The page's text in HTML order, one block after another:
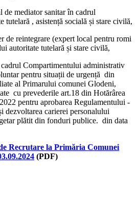
de mediator sanitar în cadrul
tutelară , asistență socială și stare civilă,
de reintegrare (expert local pentru romi
autoritate tutelară și stare civilă,
Compartimentului administrativ
pentru situații de urgență din
al Primarului comunei Glodeni,
cu prevederile art.18 din Hotărârea
pentru aprobarea Regulamentului -
dezvoltarea carierei personalului
plătit din fonduri publice. din data
Recrutare la Primăria Comunei
(PDF)